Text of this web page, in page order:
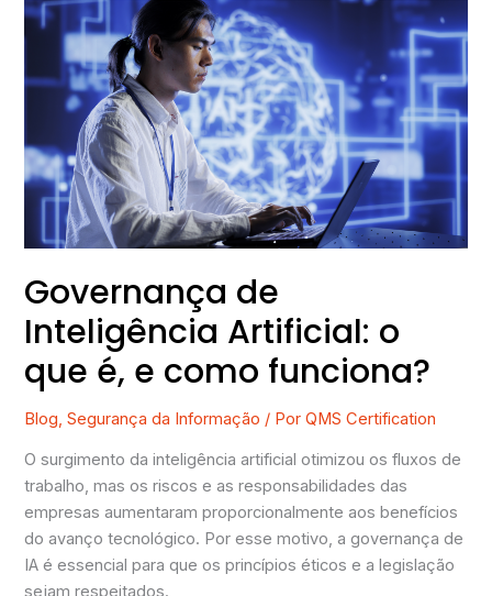
Governança de
Inteligência Artificial: o
que é, e como funciona?
Blog,Segurança da Informação / PorQMS Certification
O surgimento da inteligência artificial otimizou os fluxos de
trabalho, mas os riscos e as responsabilidades das
empresas aumentaram proporcionalmente aos benefícios
do avanço tecnológico. Por esse motivo, a governança de
IA é essencial para que os princípios éticos e a legislação
Governança
de
Inteligência
Artificial:
que
é,
e
como
funciona?